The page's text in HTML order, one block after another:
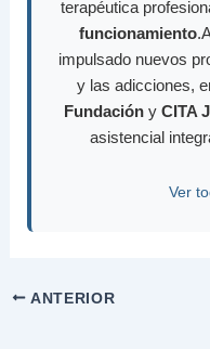
terapéutica
funcionamiento
impulsado nuevos
y las adicciones,
Fundación y CITA
asistencial
Ver
ANTERIOR